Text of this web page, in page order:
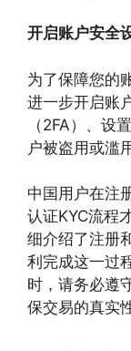
开启账户安全
为了保障您的
进一步开启账
（2FA）、设
户被盗用或滥
中国用户在注
认证KYC流程
细介绍了注册
利完成这一过
时，请务必遵
保交易的真实